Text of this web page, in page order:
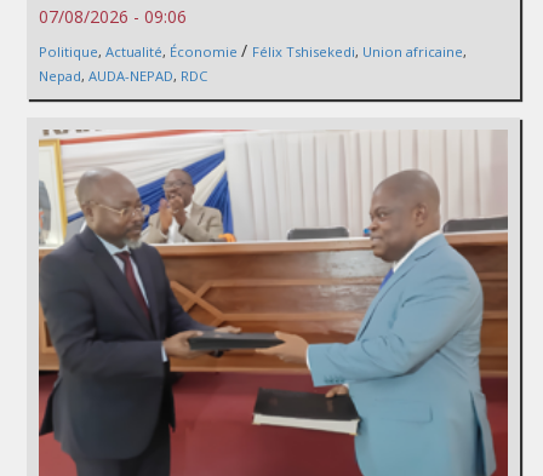
07/08/2026 - 09:06
Politique, Actualité, Économie / Félix Tshisekedi, Union africaine,
Nepad, AUDA-NEPAD, RDC